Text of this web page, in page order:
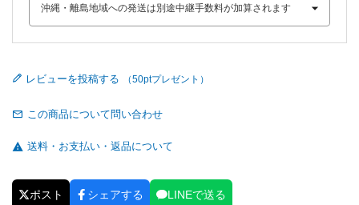
レビューを投稿する
この商品について問い合わせ
送料・お支払い・返品について
ポスト シェアする LINEで送る